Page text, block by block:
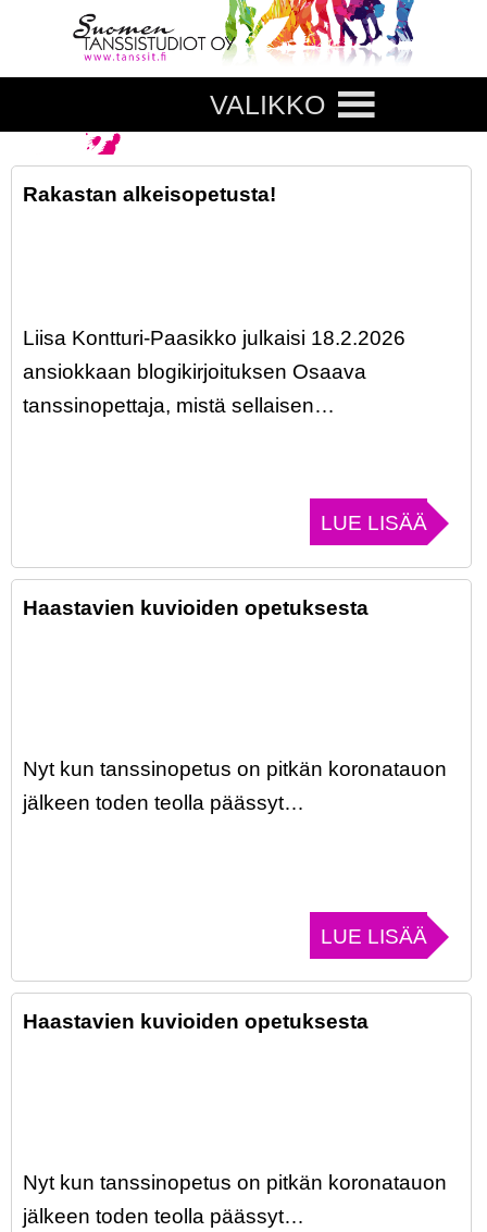
VALIKKO
Rakastan alkeisopetusta!
Liisa Kontturi-Paasikko julkaisi 18.2.2026
ansiokkaan blogikirjoituksen Osaava
tanssinopettaja, mistä sellaisen…
LUE LISÄÄ
Haastavien kuvioiden opetuksesta
Nyt kun tanssinopetus on pitkän koronatauon
jälkeen toden teolla päässyt…
LUE LISÄÄ
Haastavien kuvioiden opetuksesta
Nyt kun tanssinopetus on pitkän koronatauon
jälkeen toden teolla päässyt…